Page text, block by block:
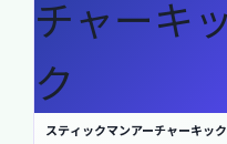
スティックマンアーチャーキック